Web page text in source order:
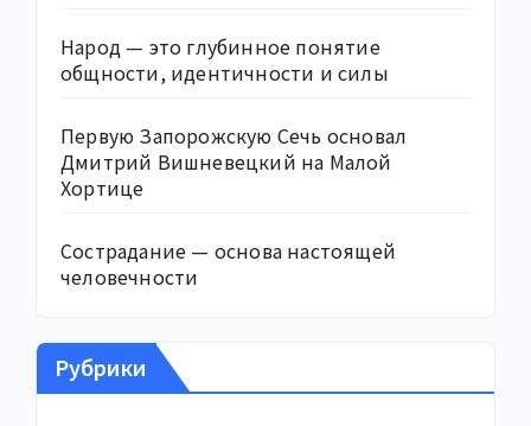
Народ — это глубинное понятие
общности, идентичности и силы
Первую Запорожскую Сечь основал
Дмитрий Вишневецкий на Малой
Хортице
Сострадание — основа настоящей
человечности
Рубрики